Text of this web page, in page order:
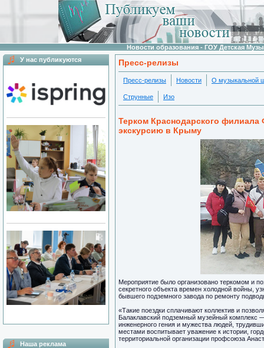
Новости образования - ГОУ Детская
У нас публикуются
Наша реклама
Пресс-релизы
Пресс-релизы Новости О музыкальной
Струнные Изо
Терком Краснодарского
экскурсию в Крыму
Мероприятие было организовано теркомом и
секретного объекта времен холодной войны,
бывшего подземного завода по ремонту
«Такие поездки сплачивают коллектив и
Балаклавский подземный музейный комплекс
инженерного гения и мужества людей,
местами воспитывает уважение к истории,
территориальной организации профсоюза